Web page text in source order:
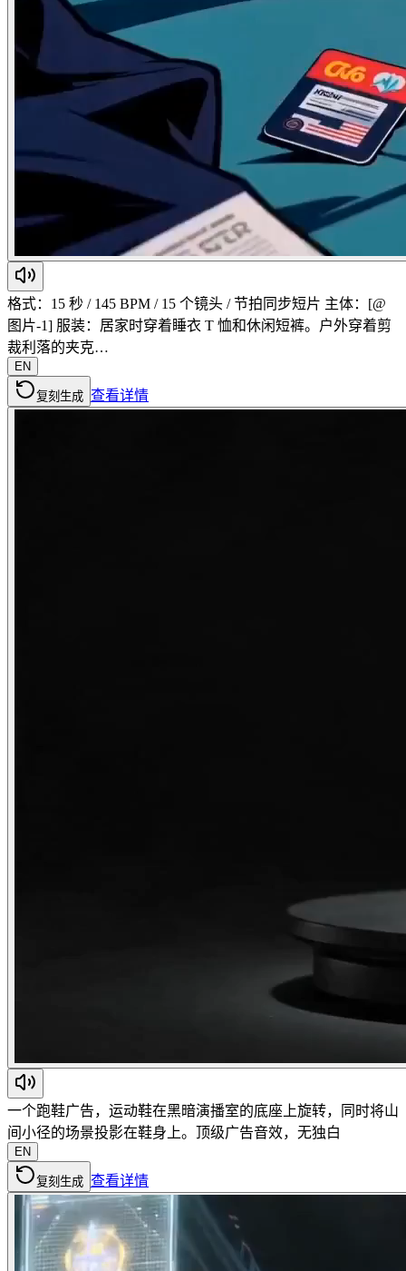
格式：15 秒 / 145 BPM / 15 个镜头 / 节拍同步短片 主体：[@
图片-1] 服装：居家时穿着睡衣 T 恤和休闲短裤。户外穿着剪
裁利落的夹克…
EN
复刻生成 查看详情
一个跑鞋广告，运动鞋在黑暗演播室的底座上旋转，同时将山
间小径的场景投影在鞋身上。顶级广告音效，无独白
EN
复刻生成 查看详情